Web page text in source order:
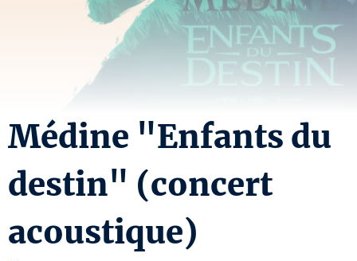
Médine "Enfants du
destin" (concert
acoustique)